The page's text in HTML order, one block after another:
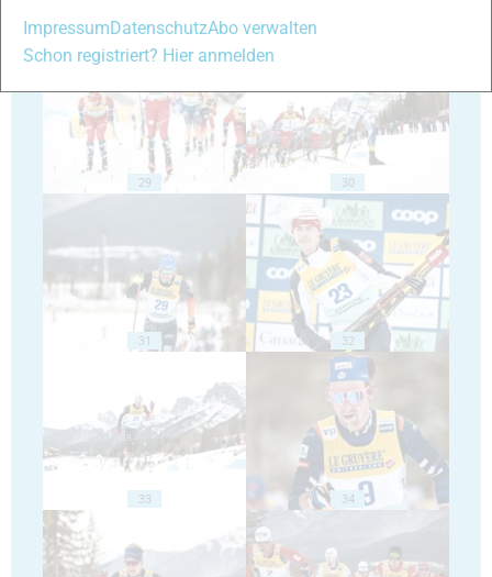
27
29 30
31 32
33 34
Impressum DatenschutzAbo verwalten
Schon registriert? Hier anmelden